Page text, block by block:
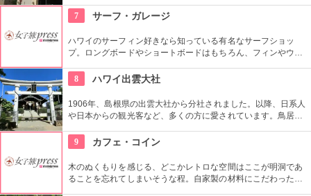
ワイ産のおいしいグルメが勢ぞろい。ちょうど、早めのディナ
ーに利用できそうですね。
7 サーフ・ガレージ
ハワイのサーフィン好きなら知っている有名なサーフショッ
プ。ロングボードやショートボードはもちろん、フィンやウェ
や保管も行っています。
8 ハワイ出雲大社
1906年、島根県の出雲大社から分社されました。以降、日系人
や日本からの観光客など、多くの方に愛されています。鳥居や
りそう。日本とハワイで2度お祈りされたお守りも好評です。
9 カフェ・コイン
木のぬくもりを感じる、どこかレトロな空間はここが明洞であ
ることを忘れてしまいそうな程。自家製の材料にこだわったカ